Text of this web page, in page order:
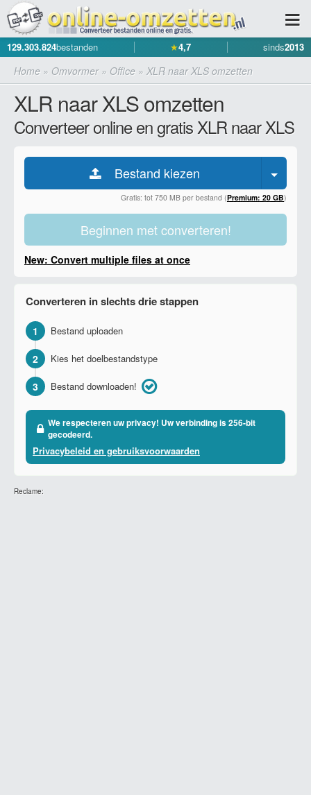
129.303.824bestanden ★4,7 sinds2013
Home » Omvormer» Office » XLR naar XLS omzetten
XLR naar XLS omzetten
Converteer online en gratis XLR naar XLS
Bestand kiezen
Gratis: tot 750 MB per bestand (Premium: 20 GB)
Beginnen met converteren!
New: Convert multiple files at once
Converteren in slechts drie stappen
1 Bestand uploaden
2 Kies het doelbestandstype
3 Bestand downloaden!
We respecteren uw privacy! Uw verbinding is 256-bit
gecodeerd.
Privacybeleid en gebruiksvoorwaarden
Reclame: